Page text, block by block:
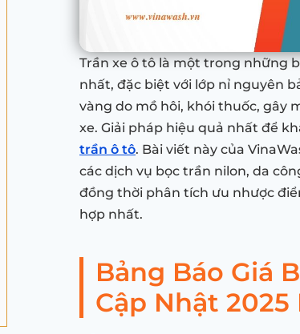
Trần xe ô tô là một trong những
nhất, đặc biệt với lớp nỉ nguyên
vàng do mồ hôi, khói thuốc, gây
xe. Giải pháp hiệu quả nhất để
trần ô tô. Bài viết này của
các dịch vụ bọc trần nilon, da
đồng thời phân tích ưu nhược
hợp nhất.
Bảng Báo Giá
Cập Nhật 2025